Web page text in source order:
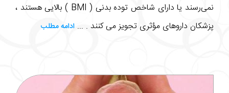
نمی‌رسند یا دارای شاخص توده بدنی ( BMI ) بالایی هستند ،
پزشکان داروهای مؤثری تجویز می کنند . ... ادامه مطلب